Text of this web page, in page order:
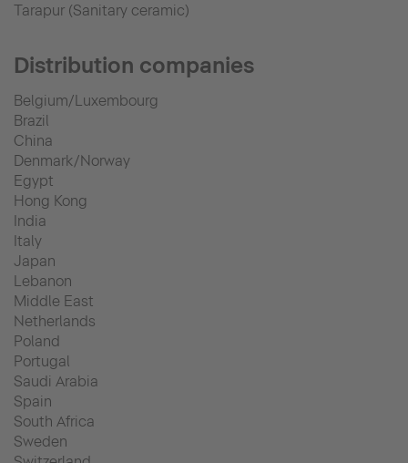
Tarapur (Sanitary ceramic)
Distribution companies
Belgium/Luxembourg
Brazil
China
Denmark/Norway
Egypt
Hong Kong
India
Italy
Japan
Lebanon
Middle East
Netherlands
Poland
Portugal
Saudi Arabia
Spain
South Africa
Sweden